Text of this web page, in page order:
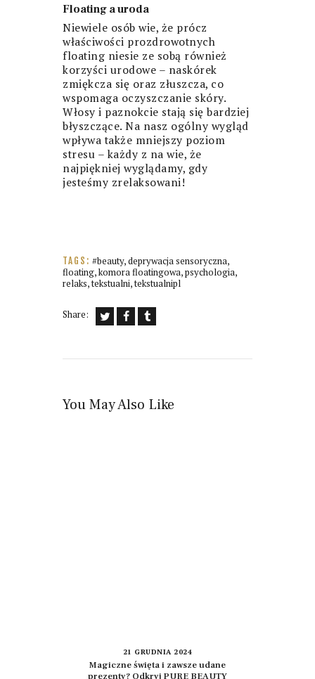
Floating a uroda
Niewiele osób wie, że prócz
właściwości prozdrowotnych
floating niesie ze sobą również
korzyści urodowe – naskórek
zmiękcza się oraz złuszcza, co
wspomaga oczyszczanie skóry.
Włosy i paznokcie stają się bardziej
błyszczące. Na nasz ogólny wygląd
wpływa także mniejszy poziom
stresu – każdy z na wie, że
najpiękniej wyglądamy, gdy
jesteśmy zrelaksowani!
TAGS: #beauty,deprywacja sensoryczna,
floating,komora floatingowa,psychologia,
relaks,tekstualni,tekstualnipl
Share:
You May Also Like
21 GRUDNIA 2024
Magiczne święta i zawsze udane
prezenty? Odkryj PURE BEAUTY